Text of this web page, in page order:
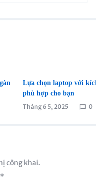
Lựa chọn laptop với
phù hợp cho bạn
Tháng 6 5, 2025
0
công khai.
*